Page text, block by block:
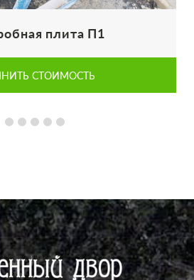
плита П1
СТОИМОСТЬ